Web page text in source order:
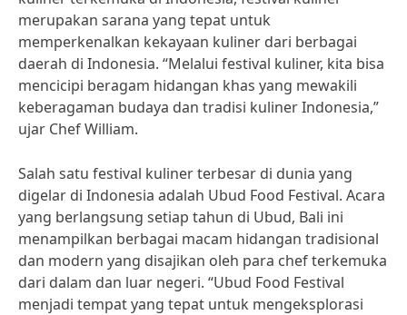
merupakan sarana yang tepat untuk
memperkenalkan kekayaan kuliner dari berbagai
daerah di Indonesia. “Melalui festival kuliner, kita bisa
mencicipi beragam hidangan khas yang mewakili
keberagaman budaya dan tradisi kuliner Indonesia,”
ujar Chef William.
Salah satu festival kuliner terbesar di dunia yang
digelar di Indonesia adalah Ubud Food Festival. Acara
yang berlangsung setiap tahun di Ubud, Bali ini
menampilkan berbagai macam hidangan tradisional
dan modern yang disajikan oleh para chef terkemuka
dari dalam dan luar negeri. “Ubud Food Festival
menjadi tempat yang tepat untuk mengeksplorasi